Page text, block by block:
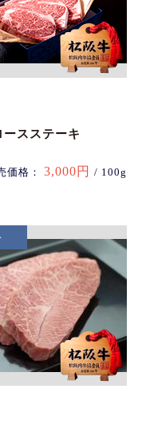
スステーキ
価格： 3,000円 / 100g